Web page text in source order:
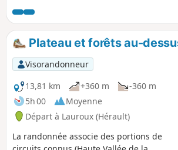
Plateau et forêts au-
Visorandonneur
13,81 km
+360 m
-360 m
5h 00
Moyenne
Départ à Lauroux (Hérault)
La randonnée associe des portions de